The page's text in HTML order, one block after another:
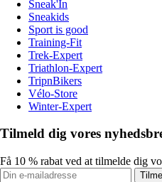
Sneak'In
Sneakids
Sport is good
Training-Fit
Trek-Expert
Triathlon-Expert
TripnBikers
Vélo-Store
Winter-Expert
Tilmeld dig vores
Få 10 % rabat ved at tilmelde dig